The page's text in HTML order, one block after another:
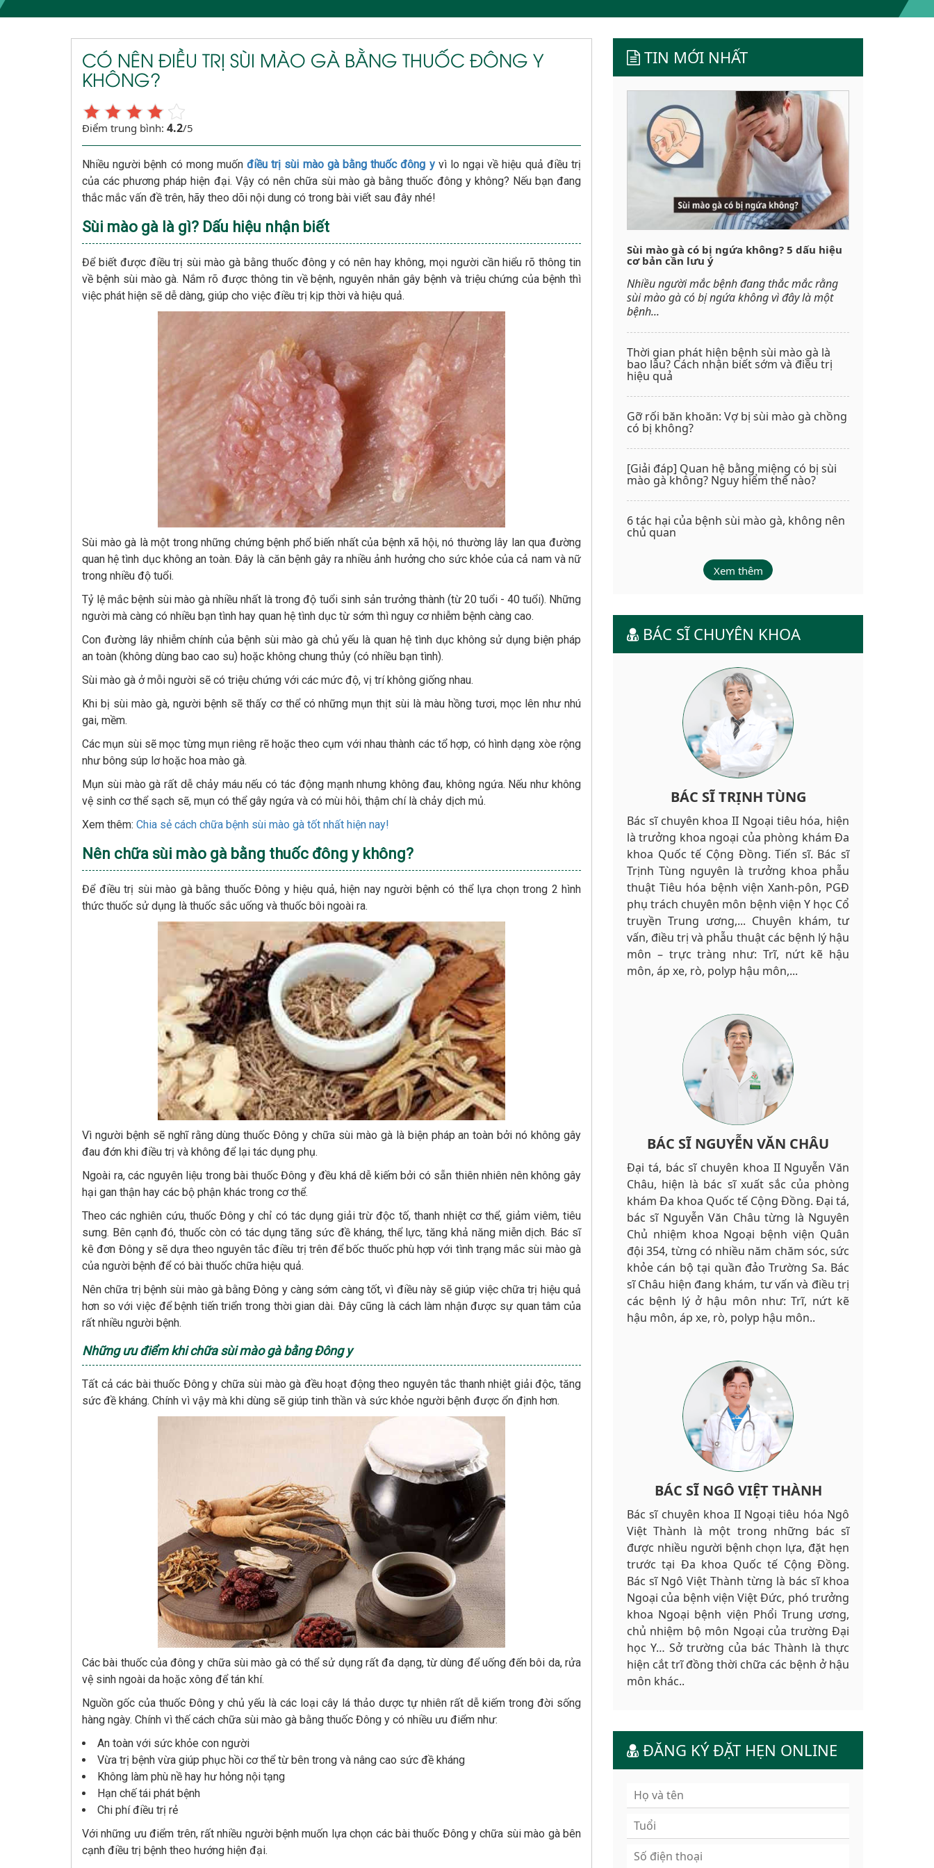
CÓ NÊN ĐIỀU TRỊ SÙI MÀO GÀ BẰNG THUỐC ĐÔNG Y
KHÔNG?
Điểm trung bình: 4.2/5
Nhiều người bệnh có mong muốnđiều trị sùi mào gà bằng thuốc đông yvì lo ngại về hiệu quả điều trị
của các phương pháp hiện đại. Vậy có nên chữa sùi mào gà bằng thuốc đông y không? Nếu bạn đang
thắc mắc vấn đề trên, hãy theo dõi nội dung có trong bài viết sau đây nhé!
Sùi mào gà là gì? Dấu hiệu nhận biết
Để biết được điều trị sùi mào gà bằng thuốc đông y có nên hay không, mọi người cần hiểu rõ thông tin
về bệnh sùi mào gà. Nắm rõ được thông tin về bệnh, nguyên nhân gây bệnh và triệu chứng của bệnh thì
việc phát hiện sẽ dễ dàng, giúp cho việc điều trị kịp thời và hiệu quả.
Sùi mào gà là một trong những chứng bệnh phổ biến nhất của bệnh xã hội, nó thường lây lan qua đường
quan hệ tình dục không an toàn. Đây là căn bệnh gây ra nhiều ảnh hưởng cho sức khỏe của cả nam và nữ
trong nhiều độ tuổi.
Tỷ lệ mắc bệnh sùi mào gà nhiều nhất là trong độ tuổi sinh sản trưởng thành (từ 20 tuổi - 40 tuổi). Những
người mà càng có nhiều bạn tình hay quan hệ tình dục từ sớm thì nguy cơ nhiễm bệnh càng cao.
Con đường lây nhiễm chính của bệnh sùi mào gà chủ yếu là quan hệ tình dục không sử dụng biện pháp
an toàn (không dùng bao cao su) hoặc không chung thủy (có nhiều bạn tình).
Sùi mào gà ở mỗi người sẽ có triệu chứng với các mức độ, vị trí không giống nhau.
Khi bị sùi mào gà, người bệnh sẽ thấy cơ thể có những mụn thịt sùi là màu hồng tươi, mọc lên như nhú
gai, mềm.
Các mụn sùi sẽ mọc từng mụn riêng rẽ hoặc theo cụm với nhau thành các tổ hợp, có hình dạng xòe rộng
như bông súp lơ hoặc hoa mào gà.
Mụn sùi mào gà rất dễ chảy máu nếu có tác động mạnh nhưng không đau, không ngứa. Nếu như không
vệ sinh cơ thể sạch sẽ, mụn có thể gây ngứa và có mùi hôi, thậm chí là chảy dịch mủ.
Xem thêm: Chia sẻ cách chữa bệnh sùi mào gà tốt nhất hiện nay!
Nên chữa sùi mào gà bằng thuốc đông y không?
Để điều trị sùi mào gà bằng thuốc Đông y hiệu quả, hiện nay người bệnh có thể lựa chọn trong 2 hình
thức thuốc sử dụng là thuốc sắc uống và thuốc bôi ngoài ra.
Vì người bệnh sẽ nghĩ rằng dùng thuốc Đông y chữa sùi mào gà là biện pháp an toàn bởi nó không gây
đau đớn khi điều trị và không để lại tác dụng phụ.
Ngoài ra, các nguyên liệu trong bài thuốc Đông y đều khá dễ kiếm bởi có sẵn thiên nhiên nên không gây
hại gan thận hay các bộ phận khác trong cơ thể.
Theo các nghiên cứu, thuốc Đông y chỉ có tác dụng giải trừ độc tố, thanh nhiệt cơ thể, giảm viêm, tiêu
sưng. Bên cạnh đó, thuốc còn có tác dụng tăng sức đề kháng, thể lực, tăng khả năng miễn dịch. Bác sĩ
kê đơn Đông y sẽ dựa theo nguyên tắc điều trị trên để bốc thuốc phù hợp với tình trạng mắc sùi mào gà
của người bệnh để có bài thuốc chữa hiệu quả.
Nên chữa trị bệnh sùi mào gà bằng Đông y càng sớm càng tốt, vì điều này sẽ giúp việc chữa trị hiệu quả
hơn so với việc để bệnh tiến triển trong thời gian dài. Đây cũng là cách làm nhận được sự quan tâm của
rất nhiều người bệnh.
Những ưu điểm khi chữa sùi mào gà bằng Đông y
Tất cả các bài thuốc Đông y chữa sùi mào gà đều hoạt động theo nguyên tắc thanh nhiệt giải độc, tăng
sức đề kháng. Chính vì vậy mà khi dùng sẽ giúp tinh thần và sức khỏe người bệnh được ổn định hơn.
Các bài thuốc của đông y chữa sùi mào gà có thể sử dụng rất đa dạng, từ dùng để uống đến bôi da, rửa
vệ sinh ngoài da hoặc xông để tán khí.
Nguồn gốc của thuốc Đông y chủ yếu là các loại cây lá thảo dược tự nhiên rất dễ kiếm trong đời sống
hàng ngày. Chính vì thế cách chữa sùi mào gà bằng thuốc Đông y có nhiều ưu điểm như:
An toàn với sức khỏe con người
Vừa trị bệnh vừa giúp phục hồi cơ thể từ bên trong và nâng cao sức đề kháng
Không làm phù nề hay hư hỏng nội tạng
Hạn chế tái phát bệnh
Chi phí điều trị rẻ
Với những ưu điểm trên, rất nhiều người bệnh muốn lựa chọn các bài thuốc Đông y chữa sùi mào gà bên
cạnh điều trị bệnh theo hướng hiện đại.
TIN MỚI NHẤT
Sùi mào gà có bị ngứa không? 5 dấu hiệu
cơ bản cần lưu ý
Nhiều người mắc bệnh đang thắc mắc rằng
sùi mào gà có bị ngứa không vì đây là một
bệnh...
Thời gian phát hiện bệnh sùi mào gà là
bao lâu? Cách nhận biết sớm và điều trị
hiệu quả
Gỡ rối băn khoăn: Vợ bị sùi mào gà chồng
có bị không?
[Giải đáp] Quan hệ bằng miệng có bị sùi
mào gà không? Nguy hiểm thế nào?
6 tác hại của bệnh sùi mào gà, không nên
chủ quan
Xem thêm
BÁC SĨ CHUYÊN KHOA
BÁC SĨ TRỊNH TÙNG
Bác sĩ chuyên khoa II Ngoại tiêu hóa, hiện
là trưởng khoa ngoại của phòng khám Đa
khoa Quốc tế Cộng Đồng. Tiến sĩ. Bác sĩ
Trịnh Tùng nguyên là trưởng khoa phẫu
thuật Tiêu hóa bệnh viện Xanh-pôn, PGĐ
phụ trách chuyên môn bệnh viện Y học Cổ
truyền Trung ương,... Chuyên khám, tư
vấn, điều trị và phẫu thuật các bệnh lý hậu
môn – trực tràng như: Trĩ, nứt kẽ hậu
môn, áp xe, rò, polyp hậu môn,...
BÁC SĨ NGUYỄN VĂN CHÂU
Đại tá, bác sĩ chuyên khoa II Nguyễn Văn
Châu, hiện là bác sĩ xuất sắc của phòng
khám Đa khoa Quốc tế Cộng Đồng. Đại tá,
bác sĩ Nguyễn Văn Châu từng là Nguyên
Chủ nhiệm khoa Ngoại bệnh viện Quân
đội 354, từng có nhiều năm chăm sóc, sức
khỏe cán bộ tại quần đảo Trường Sa. Bác
sĩ Châu hiện đang khám, tư vấn và điều trị
các bệnh lý ở hậu môn như: Trĩ, nứt kẽ
hậu môn, áp xe, rò, polyp hậu môn..
BÁC SĨ NGÔ VIỆT THÀNH
Bác sĩ chuyên khoa II Ngoại tiêu hóa Ngô
Việt Thành là một trong những bác sĩ
được nhiều người bệnh chọn lựa, đặt hẹn
trước tại Đa khoa Quốc tế Cộng Đồng.
Bác sĩ Ngô Việt Thành từng là bác sĩ khoa
Ngoại của bệnh viện Việt Đức, phó trưởng
khoa Ngoại bệnh viện Phổi Trung ương,
chủ nhiệm bộ môn Ngoại của trường Đại
học Y… Sở trường của bác Thành là thực
hiện cắt trĩ đồng thời chữa các bệnh ở hậu
môn khác..
ĐĂNG KÝ ĐẶT HẸN ONLINE